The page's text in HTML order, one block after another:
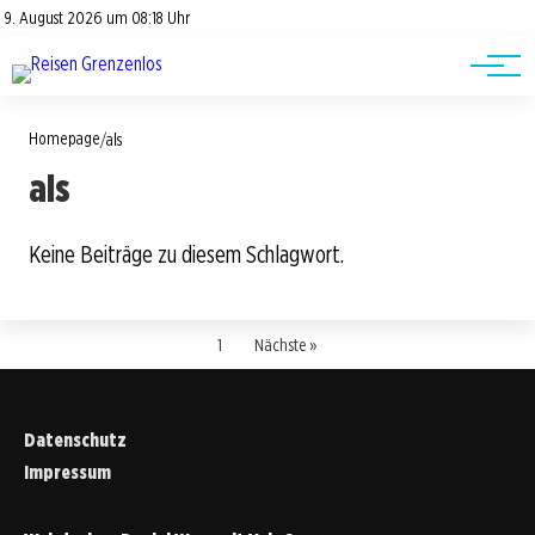
9. August 2026 um 08:18 Uhr
Datenschutz
Road Trips
Reisetipps
Homepage/als
als
Keine Beiträge zu diesem Schlagwort.
1 Nächste »
Datenschutz
Impressum